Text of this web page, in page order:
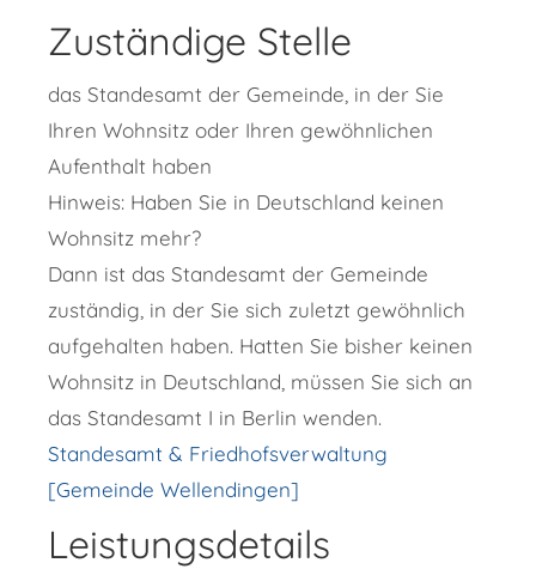
Zuständige Stelle
das Standesamt der Gemeinde, in der Sie
Ihren Wohnsitz oder Ihren gewöhnlichen
Aufenthalt haben
Hinweis: Haben Sie in Deutschland keinen
Wohnsitz mehr?
Dann ist das Standesamt der Gemeinde
zuständig, in der Sie sich zuletzt gewöhnlich
aufgehalten haben. Hatten Sie bisher keinen
Wohnsitz in Deutschland, müssen Sie sich an
das Standesamt I in Berlin wenden.
Standesamt & Friedhofsverwaltung
[Gemeinde Wellendingen]
Leistungsdetails